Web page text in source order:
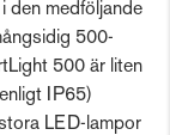
den medföljande
500-
500 är liten
IP65)
LED-lampor